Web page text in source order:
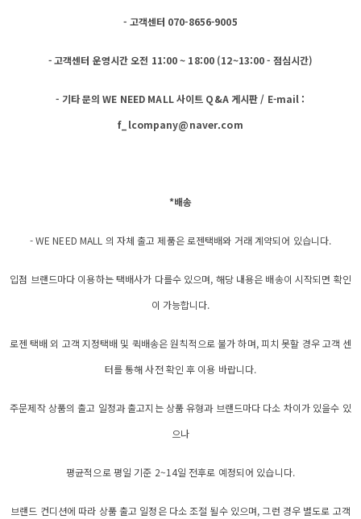
- 고객센터 070-8656-9005
- 고객센터 운영시간 오전 11:00 ~ 18:00 (12~13:00 - 점심시간)
- 기타 문의 WE NEED MALL 사이트 Q&A 게시판 / E-mail :
f_lcompany@naver.com
*배송
- WE NEED MALL 의 자체 출고 제품은 로젠택배와 거래 계약되어 있습니다.
입점 브랜드마다 이용하는 택배사가 다를수 있으며, 해당 내용은 배송이 시작되면 확인
이 가능합니다.
로젠 택배 외 고객 지정택배 및 퀵배송은 원칙적으로 불가 하며, 피치 못할 경우 고객 센
터를 통해 사전 확인 후 이용 바랍니다.
주문제작 상품의 출고 일정과 출고지는 상품 유형과 브랜드마다 다소 차이가 있을수 있
으나
평균적으로 평일 기준 2~14일 전후로 예정되어 있습니다.
브랜드 컨디션에 따라 상품 출고 일정은 다소 조절 될수 있으며, 그런 경우 별도로 고객